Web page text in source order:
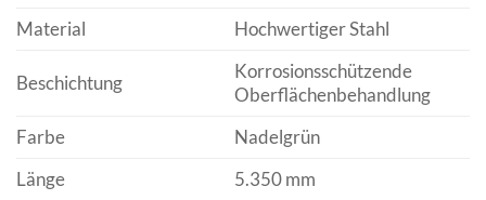
Material
Hochwertiger Stahl
Beschichtung
Korrosionsschützende
Oberflächenbehandlung
Farbe
Nadelgrün
Länge
5.350 mm